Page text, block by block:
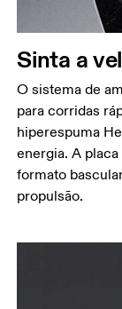
Sinta a
O sistema de
para corridas
hiperespuma
energia. A
formato
propulsão.